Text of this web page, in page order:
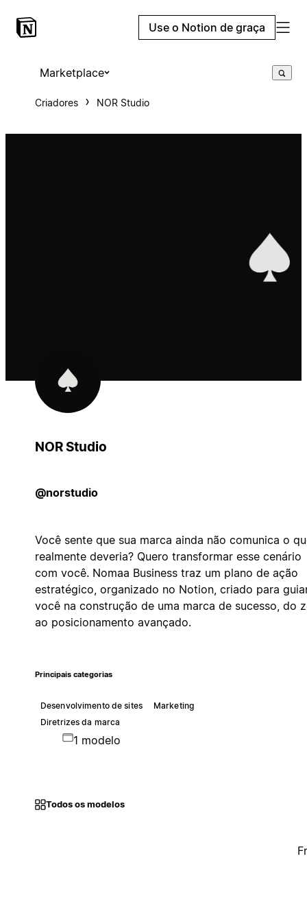
Use o Notion de graça
Marketplace
Criadores NOR Studio
NOR Studio
@norstudio
Você sente que sua marca ainda não comunica o
realmente deveria? Quero transformar esse cenário
com você. Nomaa Business traz um plano de ação
estratégico, organizado no Notion, criado para
você na construção de uma marca de sucesso, do
ao posicionamento avançado.
Principais categorias
Desenvolvimento de sites
Marketing
Diretrizes da marca
1 modelo
Todos os modelos